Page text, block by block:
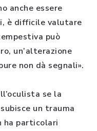
anche essere
è difficile valutare
può
un’alterazione
non dà segnali».
se la
un trauma
ha particolari